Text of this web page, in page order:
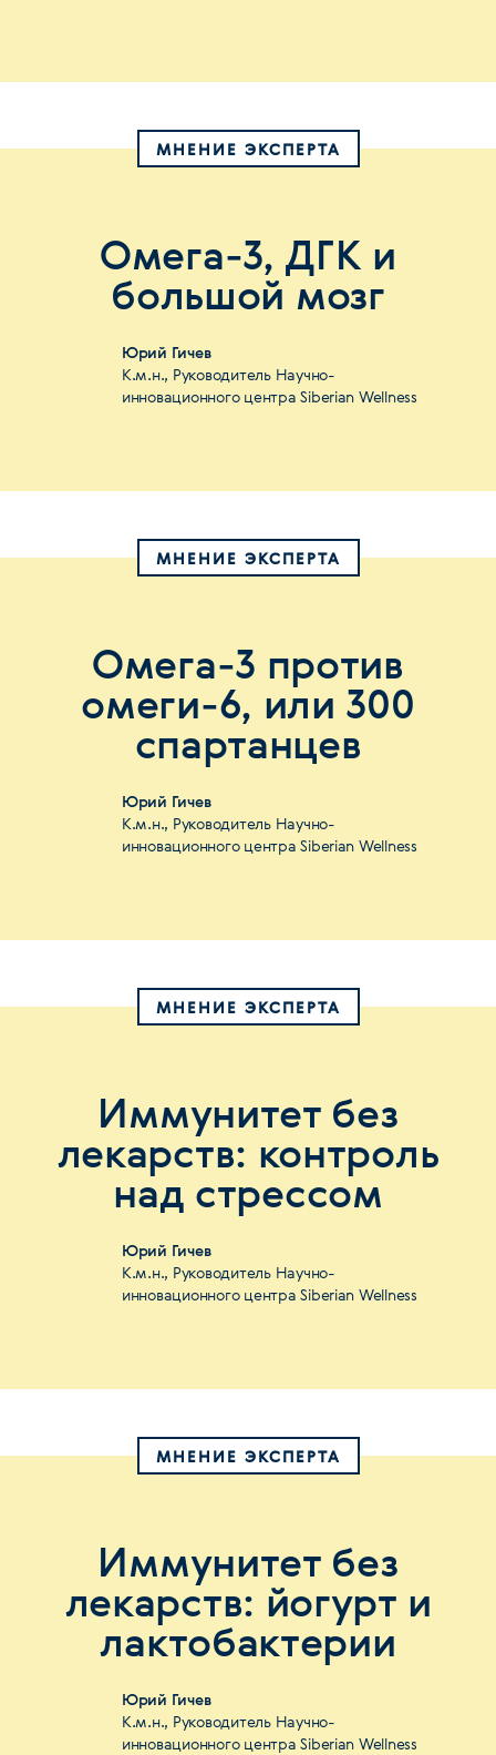
МНЕНИЕ ЭКСПЕРТА
Омега-3, ДГК и
большой мозг
Юрий Гичев
К.м.н., Руководитель Научно-
инновационного центра Siberian Wellness
МНЕНИЕ ЭКСПЕРТА
Омега-3 против
омеги-6, или 300
спартанцев
Юрий Гичев
К.м.н., Руководитель Научно-
инновационного центра Siberian Wellness
МНЕНИЕ ЭКСПЕРТА
Иммунитет без
лекарств: контроль
над стрессом
Юрий Гичев
К.м.н., Руководитель Научно-
инновационного центра Siberian Wellness
МНЕНИЕ ЭКСПЕРТА
Иммунитет без
лекарств: йогурт и
лактобактерии
Юрий Гичев
К.м.н., Руководитель Научно-
инновационного центра Siberian Wellness